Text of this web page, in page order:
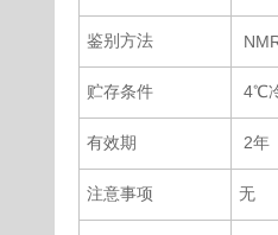
4℃
2年
无
鉴别方法
贮存条件
有效期
注意事项